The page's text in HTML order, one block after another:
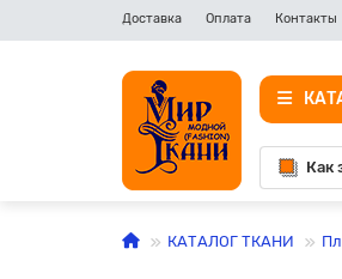
Доставка Оплата Контакты
Как
КАТАЛОГ ТКАНИ